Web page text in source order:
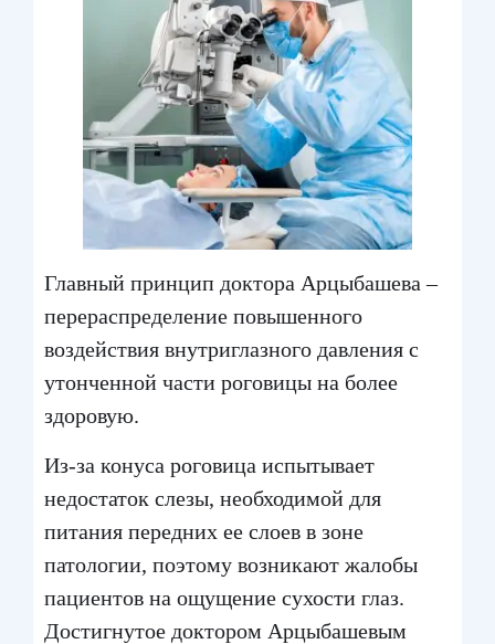
Главный принцип доктора Арцыбашева –
перераспределение повышенного
воздействия внутриглазного давления с
утонченной части роговицы на более
здоровую.
Из-за конуса роговица испытывает
недостаток слезы, необходимой для
питания передних ее слоев в зоне
патологии, поэтому возникают жалобы
пациентов на ощущение сухости глаз.
Достигнутое доктором Арцыбашевым